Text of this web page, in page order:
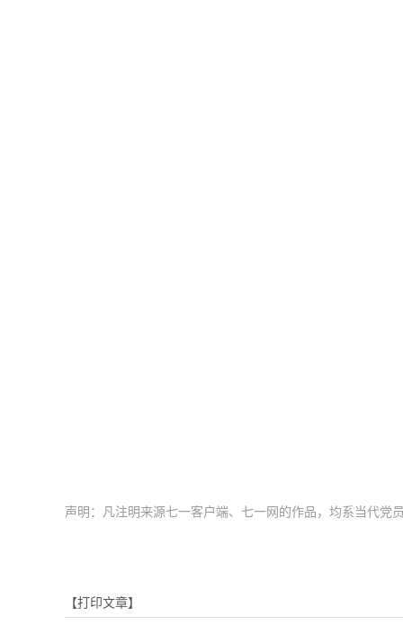
声明：凡注明来源七一客户端、七一网的作品，均系当代党
【打印文章】